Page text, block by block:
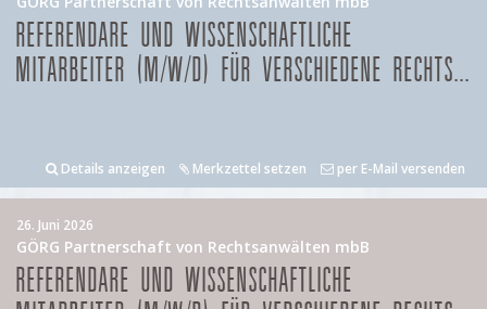
REFERENDARE UND WISSENSCHAFTLICHE
MITARBEITER (M/W/D) FÜR VERSCHIEDENE RECHTS...
Details anzeigen Merkzettel setzen per E-Mail versenden
26. Juni 2026
GÖRG Partnerschaft von Rechtsanwälten mbB
REFERENDARE UND WISSENSCHAFTLICHE